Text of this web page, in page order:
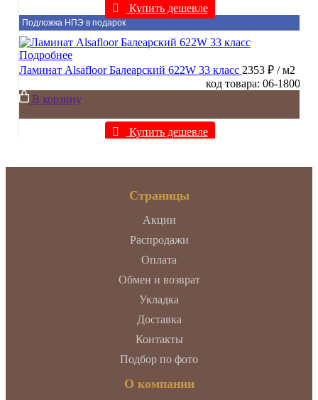
Купить дешевле
Подложка НПЭ в подарок
Подробнее
Ламинат Alsafloor Балеарский 622W 33 класс 2353 ₽ / м2
код товара: 06-1800
В корзину
Купить дешевле
Страницы
Акции
Распродажи
Оплата
Обмен и возврат
Укладка
Доставка
Контакты
Подбор по фото
О компании